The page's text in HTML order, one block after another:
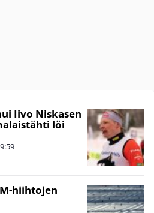
Iivo Niskasen
löi
hiihtojen